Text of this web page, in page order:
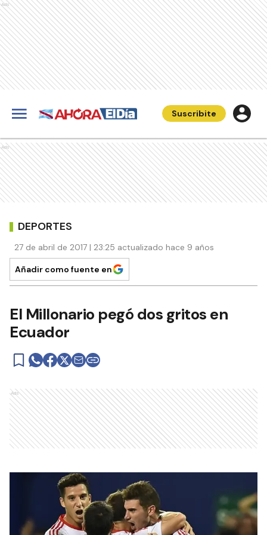
Ads
Suscribite
Ads
DEPORTES
27 de abril de 2017 | 23:25 actualizado hace 9 años
Añadir como fuente en
El Millonario pegó dos gritos en
Ecuador
Ads